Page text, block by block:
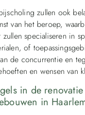
zullen ook
van het beroep,
zullen specialiseren in
of
de concurrentie en
en wensen van
in de renovatie
in